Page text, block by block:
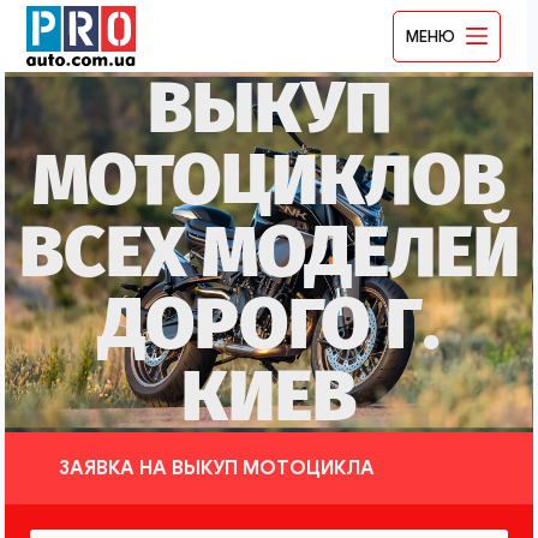
МЕНЮ
ВЫКУП
МОТОЦИКЛОВ
ВСЕХ МОДЕЛЕЙ
ДОРОГО Г.
КИЕВ
ЗАЯВКА НА ВЫКУП МОТОЦИКЛА